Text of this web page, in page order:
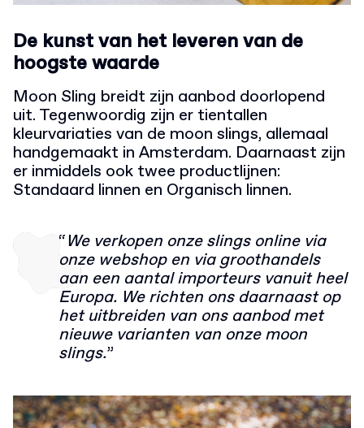
De kunst van het leveren van de
hoogste waarde
Moon Sling breidt zijn aanbod doorlopend
uit. Tegenwoordig zijn er tientallen
kleurvariaties van de moon slings, allemaal
handgemaakt in Amsterdam. Daarnaast zijn
er inmiddels ook twee productlijnen:
Standaard linnen en Organisch linnen.
“We verkopen onze slings online via
onze webshop en via groothandels
aan een aantal importeurs vanuit heel
Europa. We richten ons daarnaast op
het uitbreiden van ons aanbod met
nieuwe varianten van onze moon
slings.”